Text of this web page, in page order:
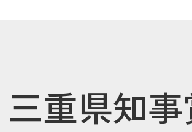
農業のご案内 各種手
三重県知